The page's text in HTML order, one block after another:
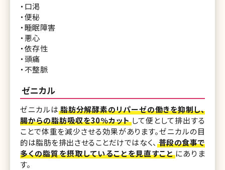
・口渇
・便秘
・睡眠障害
・悪心
・依存性
・頭痛
・不整脈
ゼニカル
ゼニカルは 脂肪分解酵素のリパーゼの働きを抑制し、
腸からの脂肪吸収を30％カットして便として排出する
ことで体重を減少させる効果があります。ゼニカルの目
的は脂肪を排出させることだけではなく、 普段の食事で
多くの脂質を摂取していることを見直すことにありま
す。